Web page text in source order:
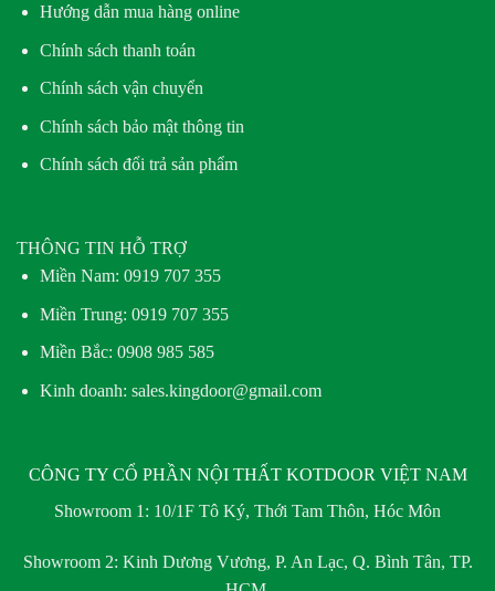
Hướng dẫn mua hàng online
Chính sách thanh toán
Chính sách vận chuyển
Chính sách bảo mật thông tin
Chính sách đổi trả sản phẩm
THÔNG TIN HỖ TRỢ
Miền Nam: 0919 707 355
Miền Trung: 0919 707 355
Miền Bắc: 0908 985 585
Kinh doanh: sales.kingdoor@gmail.com
CÔNG TY CỔ PHẦN NỘI THẤT KOTDOOR VIỆT NAM
Showroom 1: 10/1F Tô Ký, Thới Tam Thôn, Hóc Môn
Showroom 2: Kinh Dương Vương, P. An Lạc, Q. Bình Tân, TP.